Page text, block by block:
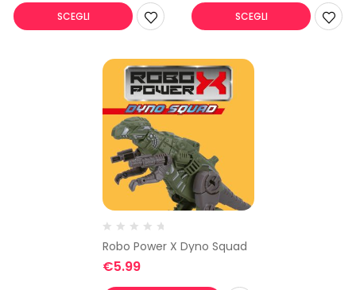
SCEGLI SCEGLI
Robo Power X Dyno Squad
€5.99